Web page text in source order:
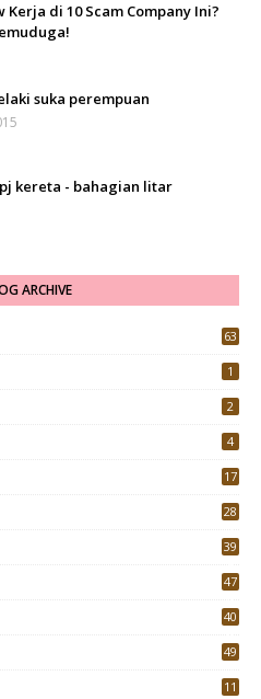
di 10 Scam Company Ini?
suka perempuan
kereta - bahagian litar
ARCHIVE
63
1
2
4
17
28
39
47
40
49
11